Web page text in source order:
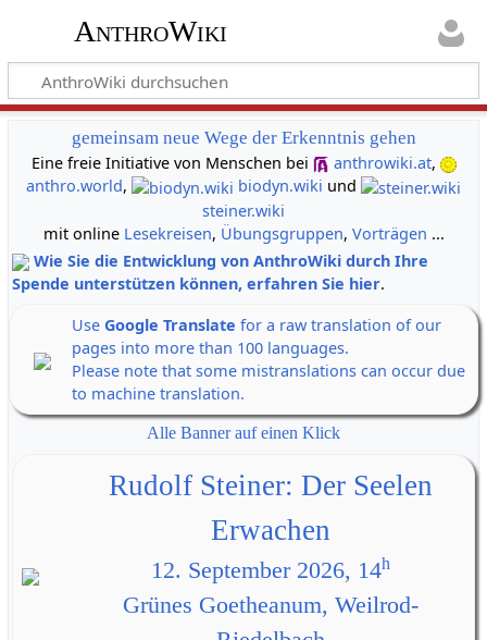
AnthroWiki
gemeinsam neue Wege der Erkenntnis gehen
Eine freie Initiative von Menschen bei
anthrowiki.at,
anthro.world, biodyn.wiki und
steiner.wiki
mit online Lesekreisen, Übungsgruppen, Vorträgen ...
Wie Sie die Entwicklung von AnthroWiki durch Ihre
Spende unterstützen können, erfahren Sie hier.
Use Google Translate for a raw translation of our
pages into more than 100 languages.
Please note that some mistranslations can occur due
to machine translation.
Alle Banner auf einen Klick
Rudolf Steiner: Der Seelen
Erwachen
12. September 2026, 14h
Grünes Goetheanum, Weilrod-